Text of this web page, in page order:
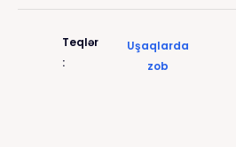
Teqlər
:
Uşaqlarda
zob